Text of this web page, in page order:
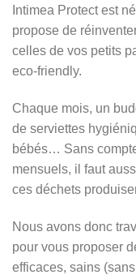
Intimea Protect est
propose de
celles de vos petits
eco-friendly.
Chaque mois, un
de serviettes
bébés… Sans
mensuels, il faut
ces déchets
Nous avons donc
pour vous proposer
efficaces, sains